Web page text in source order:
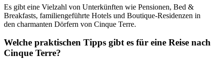
Es gibt eine Vielzahl von Unterkünften wie Pensionen, Bed &
Breakfasts, familiengeführte Hotels und Boutique-Residenzen in
den charmanten Dörfern von Cinque Terre.
Welche praktischen Tipps gibt es für eine Reise nach
Cinque Terre?